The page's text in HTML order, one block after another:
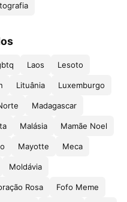
Laos Lesoto
Lituânia Luxemburgo
Madagascar
Malásia Mamãe Noel
Mayotte Meca
Moldávia
Rosa Fofo Meme